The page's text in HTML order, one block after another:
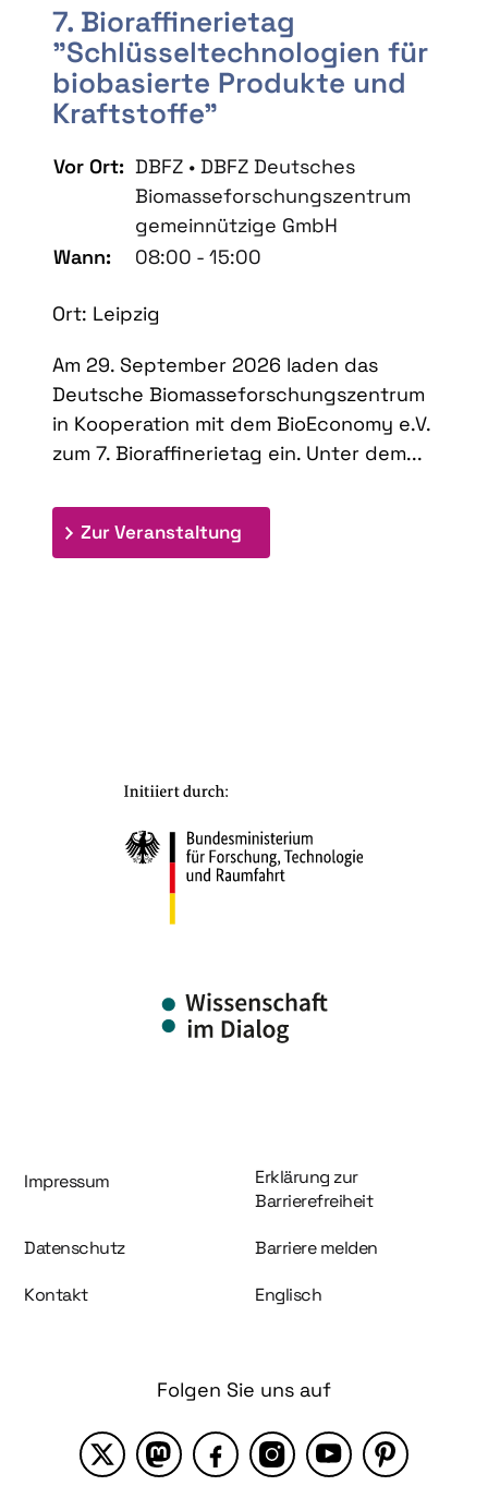
7. Bioraffinerietag
"Schlüsseltechnologien für
biobasierte Produkte und
Kraftstoffe"
Vor Ort: DBFZ • DBFZ Deutsches
Biomasseforschungszentrum
gemeinnützige GmbH
Wann:
08:00 - 15:00
Ort: Leipzig
Am 29. September 2026 laden das
Deutsche Biomasseforschungszentrum
in Kooperation mit dem BioEconomy e.V.
zum 7. Bioraffinerietag ein. Unter dem...
Zur Veranstaltung
Information und Service
Impressum
Erklärung zur
Barrierefreiheit
Datenschutz Barriere melden
Kontakt Englisch
Folgen Sie uns auf